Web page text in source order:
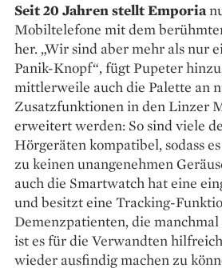
Seit 20 Jahren stellt Emporia
Mobiltelefone mit dem
her. „Wir sind aber mehr als nur
Panik-Knopf“, fügt Pupeter
mittlerweile auch die Palette an
Zusatzfunktionen in den Linzer
erweitert werden: So sind viele
Hörgeräten kompatibel, sodass
zu keinen unangenehmen
auch die Smartwatch hat eine
und besitzt eine Tracking-
Demenzpatienten, die manchmal
ist es für die Verwandten
wieder ausfindig machen zu